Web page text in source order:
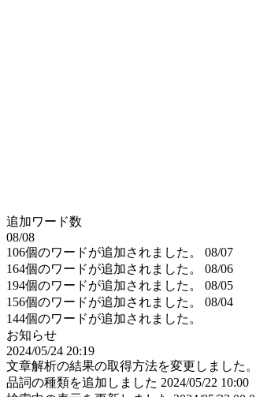
追加ワード数
08/08
106個のワードが追加されました。
08/07
164個のワードが追加されました。
08/06
194個のワードが追加されました。
08/05
156個のワードが追加されました。
08/04
144個のワードが追加されました。
お知らせ
2024/05/24 20:19
文章解析の結果の取得方法を変更しました。
品詞の種類を追加しました 2024/05/22 10:00